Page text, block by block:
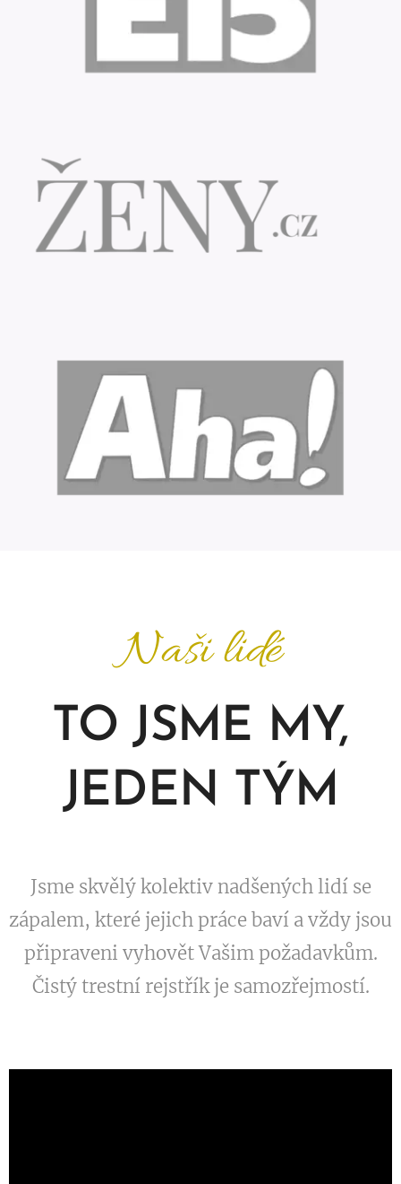
Naši lidé
TO JSME MY,
JEDEN TÝM
Jsme skvělý kolektiv nadšených lidí se
zápalem, které jejich práce baví a vždy jsou
připraveni vyhovět Vašim požadavkům.
Čistý trestní rejstřík je samozřejmostí.